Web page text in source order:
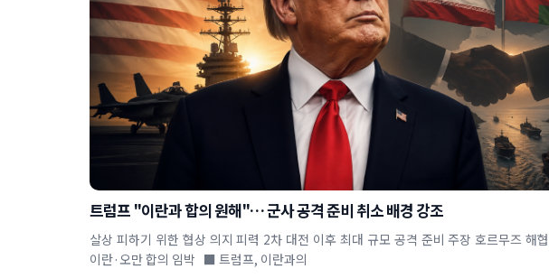
트럼프 "이란과 합의 원해"… 군사 공격 준비 취소 배경 강조
살상 피하기 위한 협상 의지 피력 2차 대전 이후 최대 규모 공격 준비 주장 호르무즈 해
이란·오만 합의 임박 ■ 트럼프, 이란과의